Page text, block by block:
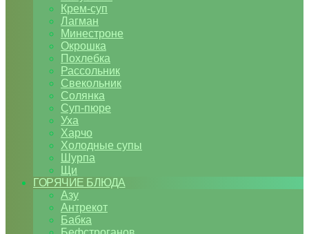
Крем-суп
Лагман
Минестроне
Окрошка
Похлебка
Рассольник
Свекольник
Солянка
Суп-пюре
Уха
Харчо
Холодные супы
Шурпа
Щи
ГОРЯЧИЕ БЛЮДА
Азу
Антрекот
Бабка